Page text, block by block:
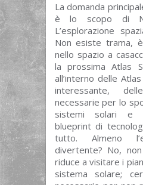
La domanda
è lo scopo di
L’esplorazione
Non esiste trama,
nello spazio a
la prossima Atlas
all’interno delle
interessante,
necessarie per lo
sistemi solari e
blueprint di
tutto. Almeno
divertente? No,
riduce a visitare i
sistema solare;